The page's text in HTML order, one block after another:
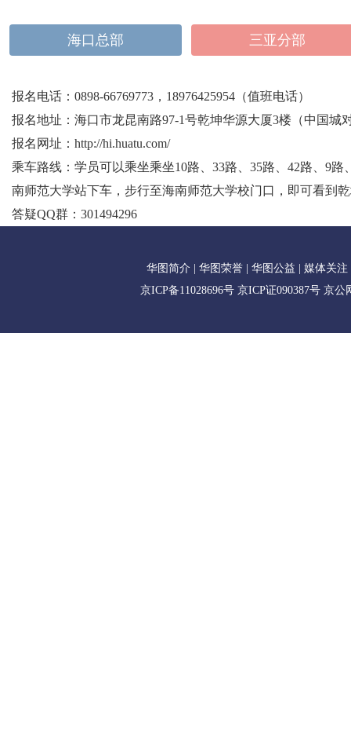
海口总部 三亚分部
报名电话： 0898-66769773，18976425954（值班电话）
报名地址： 海口市龙昆南路97-1号乾坤华源大厦3楼（中国城
报名网址： http://hi.huatu.com/
乘车路线： 学员可以乘坐乘坐10路、33路、35路、42路、9路
南师范大学站下车，步行至海南师范大学校门口，即可看到
答疑QQ群： 301494296
华图简介 华图荣誉 华图公益 媒体关注
京ICP备11028696号 京ICP证090387号京公